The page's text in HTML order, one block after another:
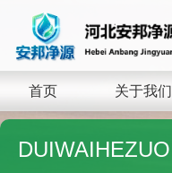
首页 关于我们
DUIWAIHEZUO